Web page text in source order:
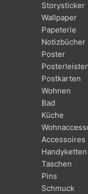
Storysticker
Wallpaper
Papeterie
Notizbücher
Poster
Postkarten
Wohnen
Bad
Küche
Accessoires
Handyketten
Taschen
Pins
Schmuck